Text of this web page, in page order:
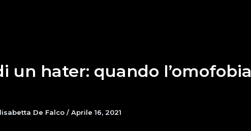
un hater: quando
De Falco /Aprile 16, 2021